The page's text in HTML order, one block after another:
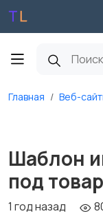
Главная Веб-
Шаблон
под
1 год назад